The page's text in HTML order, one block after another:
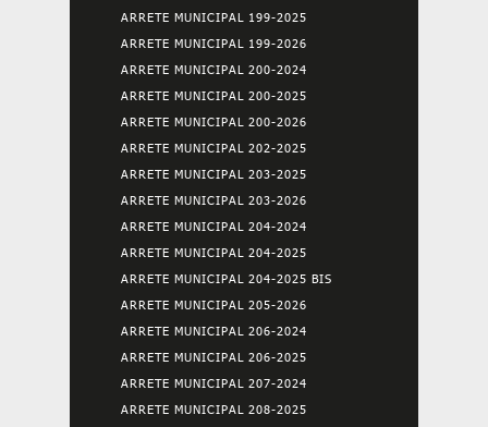
ARRETE MUNICIPAL 199-2025
ARRETE MUNICIPAL 199-2026
ARRETE MUNICIPAL 200-2024
ARRETE MUNICIPAL 200-2025
ARRETE MUNICIPAL 200-2026
ARRETE MUNICIPAL 202-2025
ARRETE MUNICIPAL 203-2025
ARRETE MUNICIPAL 203-2026
ARRETE MUNICIPAL 204-2024
ARRETE MUNICIPAL 204-2025
ARRETE MUNICIPAL 204-2025 BIS
ARRETE MUNICIPAL 205-2026
ARRETE MUNICIPAL 206-2024
ARRETE MUNICIPAL 206-2025
ARRETE MUNICIPAL 207-2024
ARRETE MUNICIPAL 208-2025